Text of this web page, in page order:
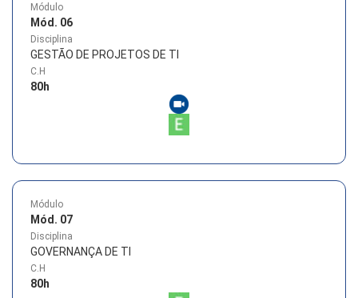
Módulo
Mód. 06
Disciplina
GESTÃO DE PROJETOS DE TI
C.H
80h
Módulo
Mód. 07
Disciplina
GOVERNANÇA DE TI
C.H
80h